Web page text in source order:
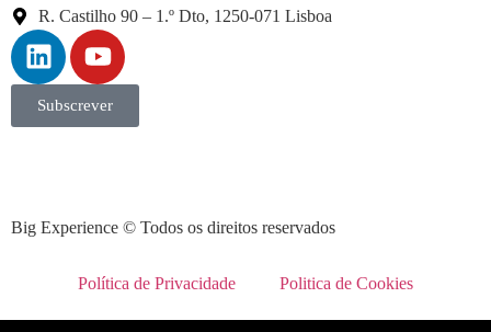
R. Castilho 90 – 1.º Dto, 1250-071 Lisboa
Subscrever
Big Experience © Todos os direitos reservados
Política de Privacidade Politica de Cookies